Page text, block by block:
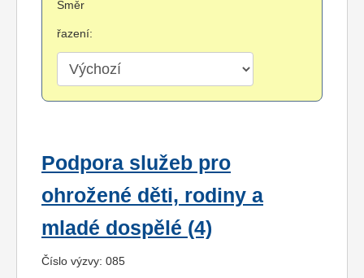
Směr
řazení:
Podpora služeb pro
ohrožené děti, rodiny a
mladé dospělé (4)
Číslo výzvy: 085